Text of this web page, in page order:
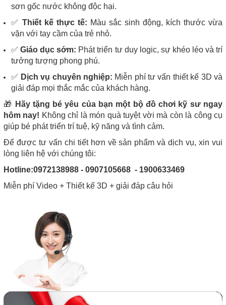
sơn gốc nước không độc hại.
✅ Thiết kế thực tế: Màu sắc sinh động, kích thước vừa
vặn với tay cầm của trẻ nhỏ.
✅Giáo dục sớm: Phát triển tư duy logic, sự khéo léo và trí
tưởng tượng phong phú.
✅ Dịch vụ chuyên nghiệp: Miễn phí tư vấn thiết kế 3D và
giải đáp mọi thắc mắc của khách hàng.
🎁
Hãy tặng bé yêu của bạn một bộ đồ chơi kỹ sư ngay
hôm nay! Không chỉ là món quà tuyệt vời mà còn là công cụ
giúp bé phát triển trí tuệ, kỹ năng và tình cảm.
Để được tư vấn chi tiết hơn về sản phẩm và dịch vụ, xin vui
lòng liên hệ với chúng tôi:
Hotline:0972138988 - 0907105668 - 1900633469
Miễn phí Video + Thiết kế 3D + giải đáp câu hỏi